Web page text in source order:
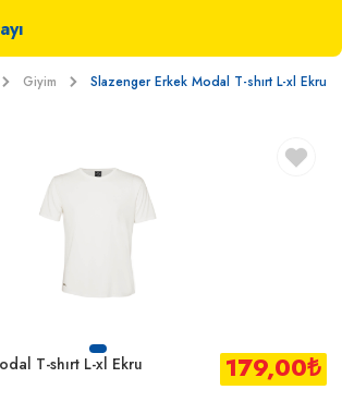
Giyim Slazenger Erkek Modal T-shırt L-xl Ekru
T-shırt L-xl Ekru 179,00₺